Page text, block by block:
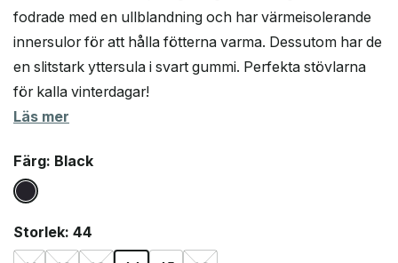
fodrade med en ullblandning och har värmeisolerande
innersulor för att hålla fötterna varma. Dessutom har de
en slitstark yttersula i svart gummi. Perfekta stövlarna
för kalla vinterdagar!
Läs mer
Färg: Black
Storlek: 44